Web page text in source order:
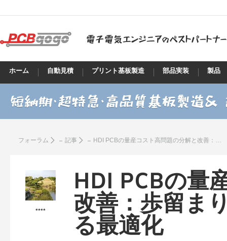
ホーム 自動見積 プリント基板製造 部品実装 製品
フォーラム 記事 HDI PCBの量産コスト高問題の分解と改善：歩留まり向上とリーン生産による最適化
****
HDI PCBの量
改善：歩留ま
る最適化